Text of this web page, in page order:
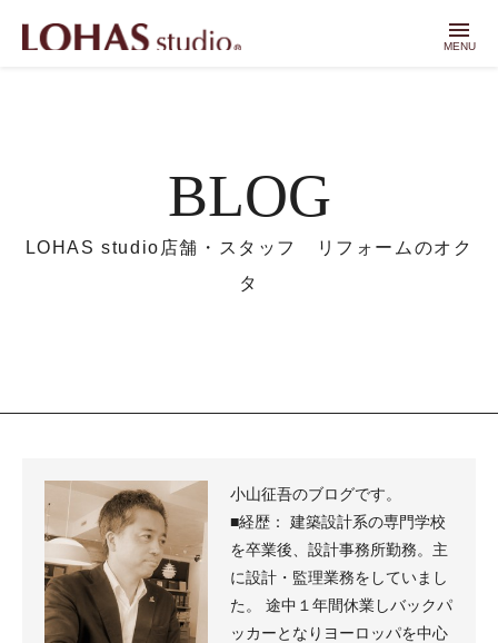
menu
MENU
BLOG
LOHAS studio店舗・スタッフ リフォームのオク
タ
小山征吾のブログです。
■経歴： 建築設計系の専門学校
を卒業後、設計事務所勤務。主
に設計・監理業務をしていまし
た。 途中１年間休業しバックパ
ッカーとなりヨーロッパを中心